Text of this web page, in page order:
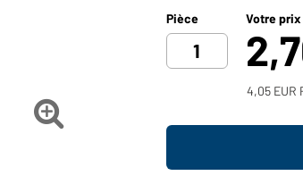

Pièce Votre
4,05 EUR